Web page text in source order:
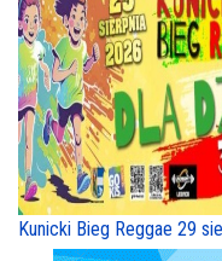
Kunicki Bieg Reggae 29